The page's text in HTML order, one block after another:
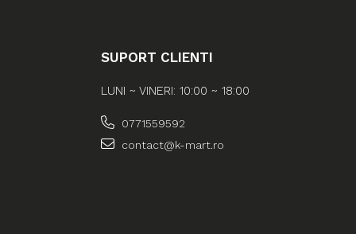
SUPORT CLIENTI
LUNI ~ VINERI: 10:00 ~ 18:00
0771559592
contact@k-mart.ro